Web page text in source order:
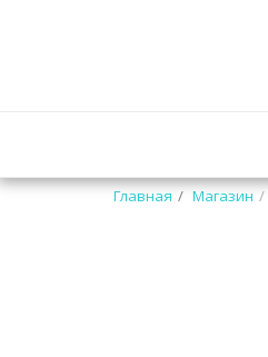
Главная Магазин